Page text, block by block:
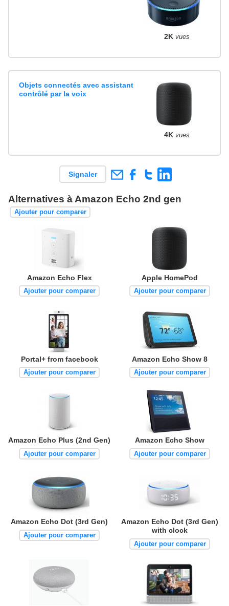
2K vues
Objets connectés avec assistant
contrôlé par la voix
4K vues
Signaler
Alternatives à Amazon Echo 2nd gen
Ajouter pour comparer
Amazon Echo Flex
Ajouter pour comparer
Apple HomePod
Ajouter pour comparer
Portal+ from facebook
Ajouter pour comparer
Amazon Echo Show 8
Ajouter pour comparer
Amazon Echo Plus (2nd Gen)
Ajouter pour comparer
Amazon Echo Show
Ajouter pour comparer
Amazon Echo Dot (3rd Gen)
Ajouter pour comparer
Amazon Echo Dot (3rd Gen)
with clock
Ajouter pour comparer